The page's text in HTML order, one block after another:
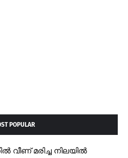
POPULAR
വീണ് മരിച്ച നിലയിൽ